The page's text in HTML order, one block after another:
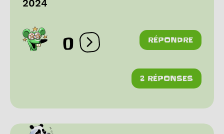
2024
0 Ouvrir les réactions
RÉPONDRE
2 RÉPONSES